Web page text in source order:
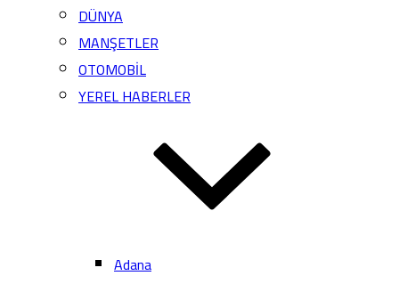
DÜNYA
MANŞETLER
OTOMOBİL
YEREL HABERLER
Adana